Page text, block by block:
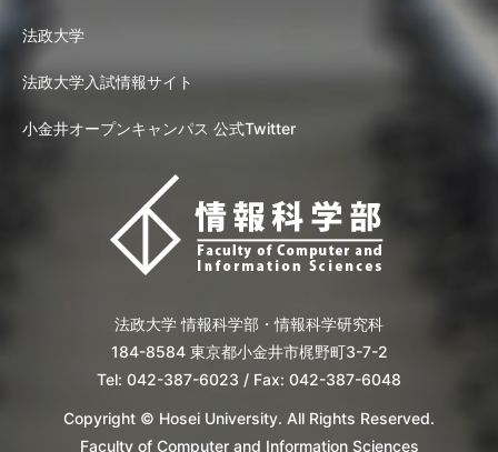
法政大学
法政大学入試情報サイト
小金井オープンキャンパス 公式Twitter
法政大学 情報科学部・情報科学研究科
184-8584 東京都小金井市梶野町3-7-2
Tel: 042-387-6023 / Fax: 042-387-6048
Copyright © Hosei University. All Rights Reserved.
Faculty of Computer and Information Sciences